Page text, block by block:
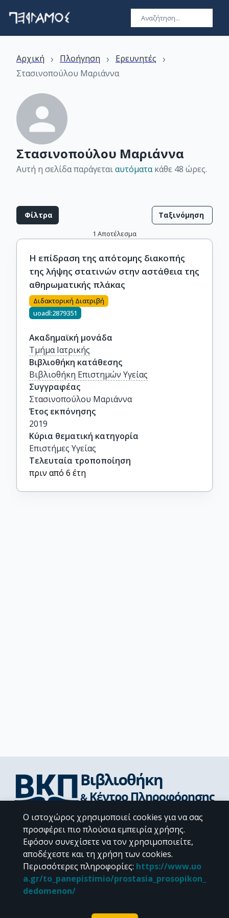
Αρχική › Πλοήγηση › Ερευνητές ›
Στασινοπούλου Μαριάννα
Στασινοπούλου Μαριάννα
Αυτή η σελίδα παράγεταιαυτόματακάθε 48 ώρες.
Φίλτρα Ταξινόμηση
1 Αποτέλεσμα
Η επίδραση της απότομης διακοπής
της λήψης στατινών στην αστάθεια της
αθηρωματικής πλάκας
Διδακτορική Διατριβή
uoadl:2879351
Ακαδημαϊκή μονάδα
Τμήμα Ιατρικής
Βιβλιοθήκη κατάθεσης
Βιβλιοθήκη Επιστημών Υγείας
Συγγραφέας
Στασινοπούλου Μαριάννα
Έτος εκπόνησης
2019
Κύρια θεματική κατηγορία
Επιστήμες Υγείας
Τελευταία τροποποίηση
πριν από 6 έτη
Διεύθυνση Βιβλιοθήκης & Κέντρου Πληροφόρησης
Βιβλιοθήκες Σχολών του ΕΚΠΑ
Υπολογιστικό Κέντρο Βιβλιοθηκών
Επικοινωνία / Helpdesk
Ο ιστοχώρος χρησιμοποιεί cookies για να σας
προσφέρει πιο πλούσια εμπειρία χρήσης.
Εφόσον συνεχίσετε να τον χρησιμοποιείτε,
αποδέχεστε και τη χρήση των cookies.
Περισσότερες πληροφορίες: https://www.uo
a.gr/to_panepistimio/prostasia_prosopikon_
dedomenon/